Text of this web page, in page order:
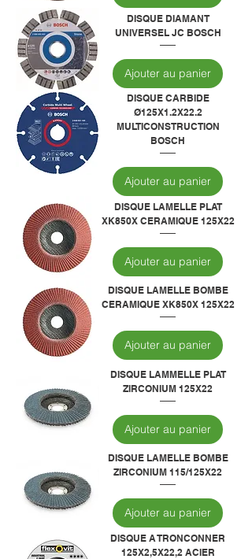
DISQUE DIAMANT
UNIVERSEL JC BOSCH
Ajouter au panier
DISQUE CARBIDE
Ø125X1.2X22.2
MULTICONSTRUCTION
BOSCH
Ajouter au panier
DISQUE LAMELLE PLAT
XK850X CERAMIQUE 125X22
Ajouter au panier
DISQUE LAMELLE BOMBE
CERAMIQUE XK850X 125X22
Ajouter au panier
DISQUE LAMMELLE PLAT
ZIRCONIUM 125X22
Ajouter au panier
DISQUE LAMELLE BOMBE
ZIRCONIUM 115/125X22
Ajouter au panier
DISQUE A TRONCONNER
125X2,5X22,2 ACIER